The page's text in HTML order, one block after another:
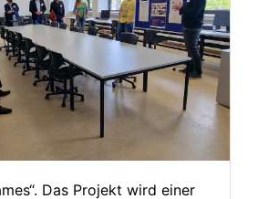
Das Projekt wird einer